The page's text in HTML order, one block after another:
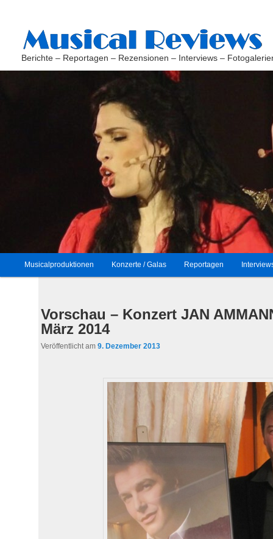
Berichte – Reportagen – Rezensionen – Interviews –
a
Zum
wechseln
Zum
Inhalt
Musicalproduktionen Konzerte / Galas Reportagen
Vorschau – Konzert JAN
März 2014
Veröffentlicht am 9. Dezember 2013